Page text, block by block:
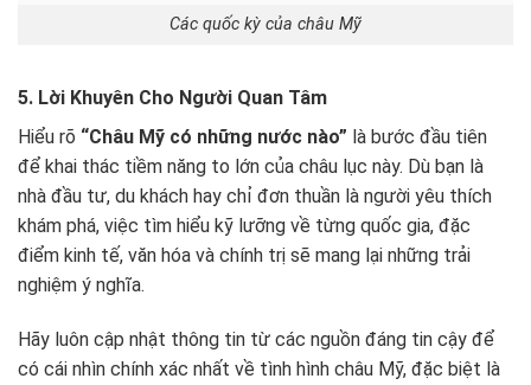
Các quốc kỳ của châu Mỹ
5. Lời Khuyên Cho Người Quan Tâm
Hiểu rõ “Châu Mỹ có những nước nào” là bước đầu tiên
để khai thác tiềm năng to lớn của châu lục này. Dù bạn là
nhà đầu tư, du khách hay chỉ đơn thuần là người yêu thích
khám phá, việc tìm hiểu kỹ lưỡng về từng quốc gia, đặc
điểm kinh tế, văn hóa và chính trị sẽ mang lại những trải
nghiệm ý nghĩa.
Hãy luôn cập nhật thông tin từ các nguồn đáng tin cậy để
có cái nhìn chính xác nhất về tình hình châu Mỹ, đặc biệt là